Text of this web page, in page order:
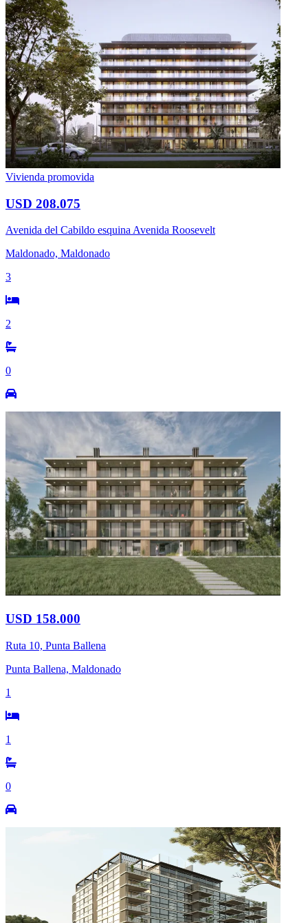
Vivienda promovida
USD 208.075
Avenida del Cabildo esquina Avenida Roosevelt
Maldonado, Maldonado
3
2
0
USD 158.000
Ruta 10, Punta Ballena
Punta Ballena, Maldonado
1
1
0